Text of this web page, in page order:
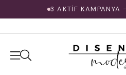
3 AKTİF KAMPANYA